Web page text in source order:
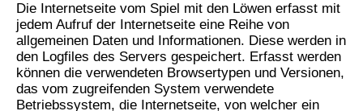
Die Internetseite vom Spiel mit den Löwen erfasst mit
jedem Aufruf der Internetseite eine Reihe von
allgemeinen Daten und Informationen. Diese werden in
den Logfiles des Servers gespeichert. Erfasst werden
können die verwendeten Browsertypen und Versionen,
das vom zugreifenden System verwendete
Betriebssystem, die Internetseite, von welcher ein